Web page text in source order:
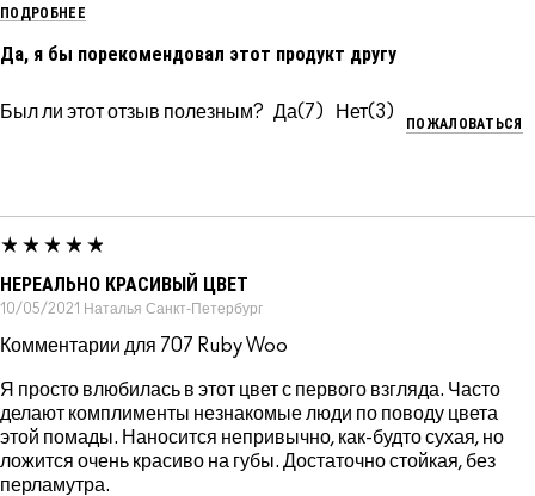
ПОДРОБНЕЕ
Да, я бы порекомендовал этот продукт другу
Был ли этот отзыв полезным? 7 3
ПОЖАЛОВАТЬСЯ
НЕРЕАЛЬНО КРАСИВЫЙ ЦВЕТ
10/05/2021 Наталья Санкт-Петербург
Комментарии для 707 Ruby Woo
Я просто влюбилась в этот цвет с первого взгляда. Часто
делают комплименты незнакомые люди по поводу цвета
этой помады. Наносится непривычно, как-будто сухая, но
ложится очень красиво на губы. Достаточно стойкая, без
перламутра.